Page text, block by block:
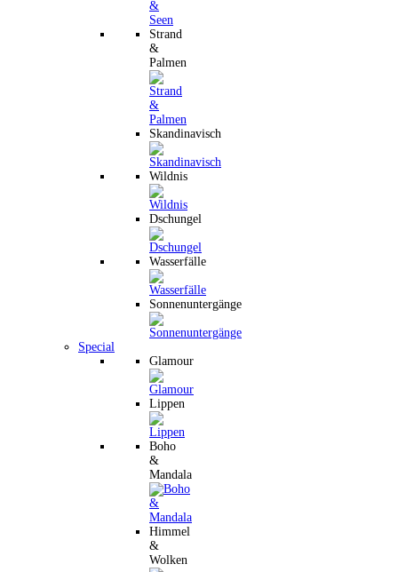
Strand
&
Palmen
Skandinavisch
Wildnis
Dschungel
Wasserfälle
Sonnenuntergänge
Special
Glamour
Lippen
Boho
&
Mandala
Himmel
&
Wolken